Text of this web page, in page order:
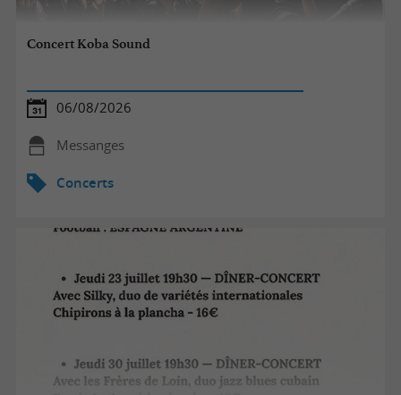
Concert Koba Sound
06/08/2026
Messanges
Concerts